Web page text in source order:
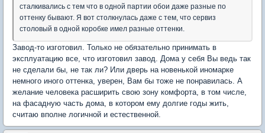
сталкивались с тем что в одной партии обои даже разные по
оттенку бывают. Я вот столкнулась даже с тем, что сервиз
столовый в одной коробке имел разные оттенки.
Завод-то изготовил. Только не обязательно принимать в
эксплуатацию все, что изготовил завод. Дома у себя Вы ведь так
не сделали бы, не так ли? Или дверь на новенькой иномарке
немного иного оттенка, уверен, Вам бы тоже не понравилась. А
желание человека расширить свою зону комфорта, в том числе,
на фасадную часть дома, в котором ему долгие годы жить,
считаю вполне логичной и естественной.